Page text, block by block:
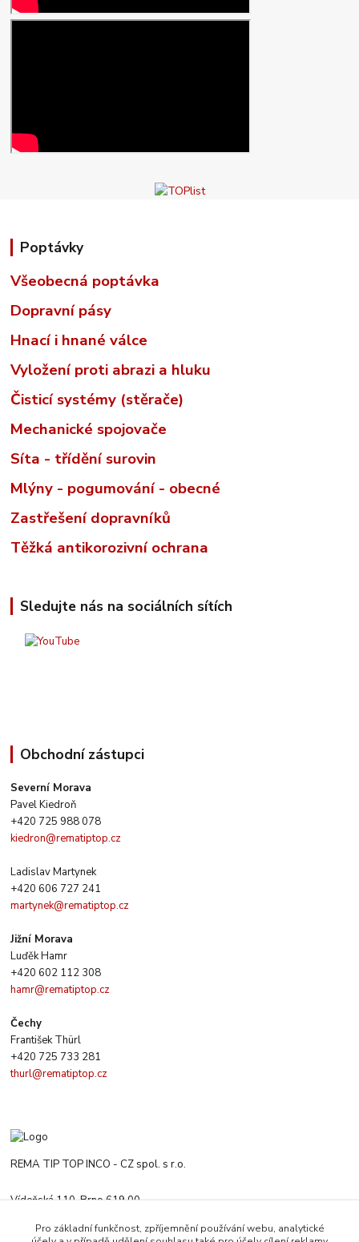
Poptávky
Všeobecná poptávka
Dopravní pásy
Hnací i hnané válce
Vyložení proti abrazi a hluku
Čisticí systémy (stěrače)
Mechanické spojovače
Síta - třídění surovin
Mlýny - pogumování - obecné
Zastřešení dopravníků
Těžká antikorozivní ochrana
Sledujte nás na sociálních sítích
Obchodní zástupci
Severní Morava
Pavel Kiedroň
+420 725 988 078
kiedron@rematiptop.cz
Ladislav Martynek
+420 606 727 241
martynek@rematiptop.cz
Jižní Morava
Luďěk Hamr
+420 602 112 308
hamr@rematiptop.cz
Čechy
František Thürl
+420 725 733 281
thurl@rematiptop.cz
REMA TIP TOP INCO - CZ spol. s r.o.
Vídeňská 110, Brno 619 00
Po-Čt 8:00-16:00 h. Pa 8:00-13:30 h.
Pro základní funkčnost, zpříjemnění používání webu, analytické